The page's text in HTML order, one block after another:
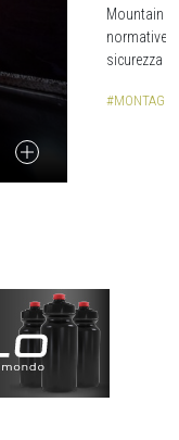
Mountain
normative
sicurezza